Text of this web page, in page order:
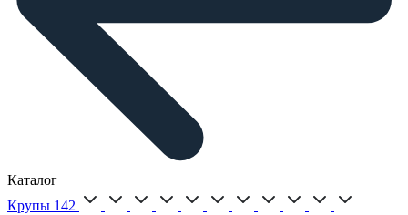
Каталог
Крупы 142